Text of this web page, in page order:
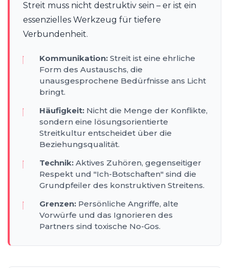
Streit muss nicht destruktiv sein – er ist ein
essenzielles Werkzeug für tiefere
Verbundenheit.
Kommunikation: Streit ist eine ehrliche
Form des Austauschs, die
unausgesprochene Bedürfnisse ans Licht
bringt.
Häufigkeit: Nicht die Menge der Konflikte,
sondern eine lösungsorientierte
Streitkultur entscheidet über die
Beziehungsqualität.
Technik: Aktives Zuhören, gegenseitiger
Respekt und "Ich-Botschaften" sind die
Grundpfeiler des konstruktiven Streitens.
Grenzen: Persönliche Angriffe, alte
Vorwürfe und das Ignorieren des
Partners sind toxische No-Gos.